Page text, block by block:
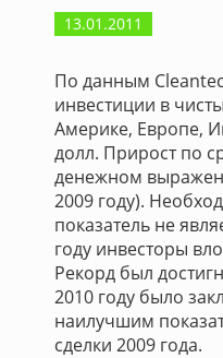
13.01.2011
По данным
инвестиции в
Америке, Европе,
долл. Прирост по
денежном
2009 году).
показатель не
году инвесторы
Рекорд был
2010 году было
наилучшим
сделки 2009 года.